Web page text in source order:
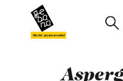
au contenu principal
Passer à la recherche
Marché paysan mondial